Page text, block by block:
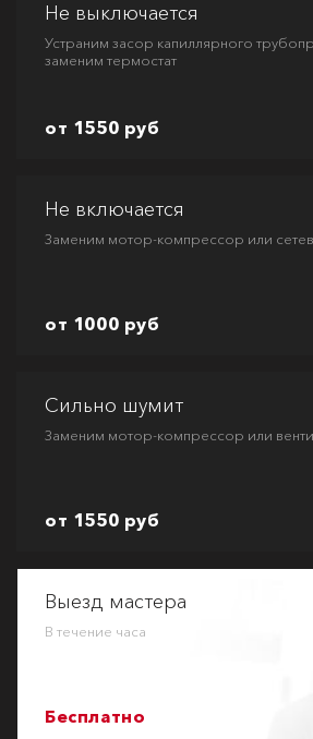
Не выключается
Устраним засор капиллярного
заменим термостат
от 1550 руб
Не включается
Заменим мотор-компрессор или
от 1000 руб
Сильно шумит
Заменим мотор-компрессор или
от 1550 руб
Выезд мастера
В течение часа
Бесплатно